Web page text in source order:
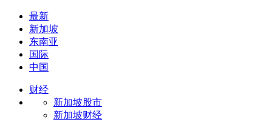
最新
新加坡
东南亚
国际
中国
财经
新加坡股市
新加坡财经